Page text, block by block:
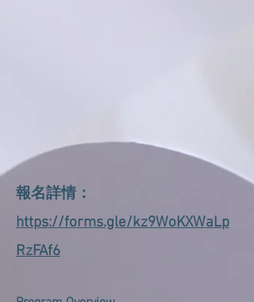
報名詳情：
https://forms.gle/kz9WoKXWaLp
RzFAf6